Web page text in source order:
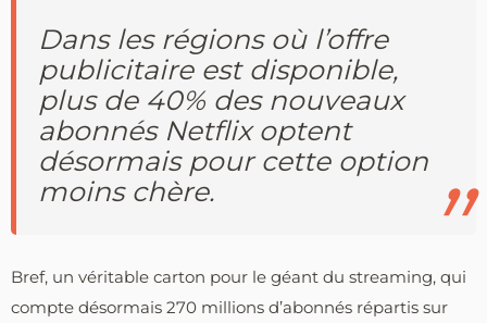
Dans les régions où l’offre
publicitaire est disponible,
plus de 40% des nouveaux
abonnés Netflix optent
désormais pour cette option
moins chère.
Bref, un véritable carton pour le géant du streaming, qui
compte désormais 270 millions d’abonnés répartis sur